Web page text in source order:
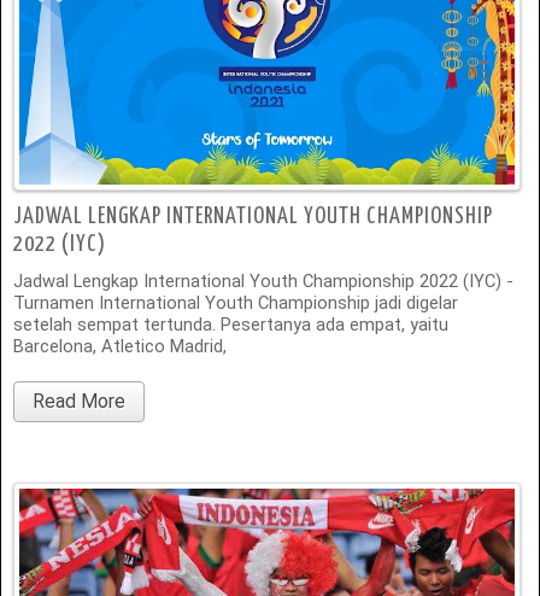
JADWAL LENGKAP INTERNATIONAL YOUTH CHAMPIONSHIP
2022 (IYC)
Jadwal Lengkap International Youth Championship 2022 (IYC) -
Turnamen International Youth Championship jadi digelar
setelah sempat tertunda. Pesertanya ada empat, yaitu
Barcelona, Atletico Madrid,
Read More